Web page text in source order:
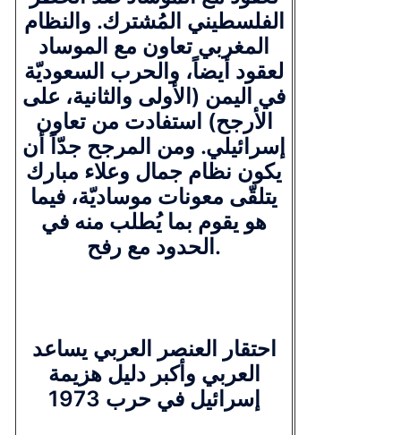
الفلسطيني المُشترك. والنظام
المغربي تعاون مع الموساد
لعقود أيضاً، والحرب السعوديّة
في اليمن (الأولى والثانية، على
الأرجح) استفادت من تعاون
إسرائيلي. ومن المرجح جدّاً أن
يكون نظام جمال وعلاء مبارك
يتلقّى معونات موساديّة، فيما
هو يقوم بما يُطلب منه في
الحدود مع رفح.
احتقار العنصر العربي يساعد
العربي وأكبر دليل هزيمة
إسرائيل في حرب 1973